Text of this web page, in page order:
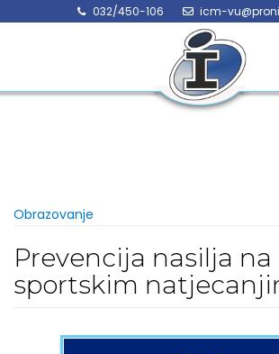
032/450-106 icm-
Obrazovanje
Prevencija nasilja na
sportskim